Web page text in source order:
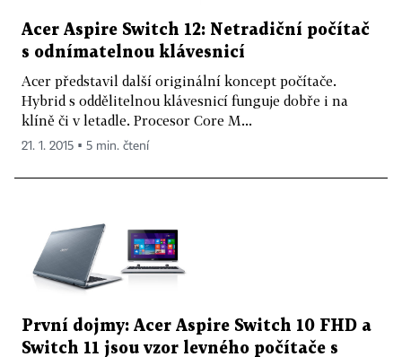
Acer Aspire Switch 12: Netradiční počítač
s odnímatelnou klávesnicí
Acer představil další originální koncept počítače.
Hybrid s oddělitelnou klávesnicí funguje dobře i na
klíně či v letadle. Procesor Core M...
21. 1. 2015 ▪ 5 min. čtení
První dojmy: Acer Aspire Switch 10 FHD a
Switch 11 jsou vzor levného počítače s